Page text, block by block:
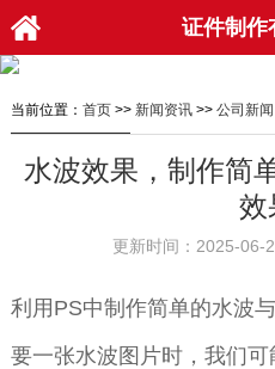
证件制作
当前位置： 首页>> 新闻资讯>> 公司新闻
水波效果，制作简
效
更新时间：2025-06-
利用PS中制作简单的水波
要一张水波图片时，我们